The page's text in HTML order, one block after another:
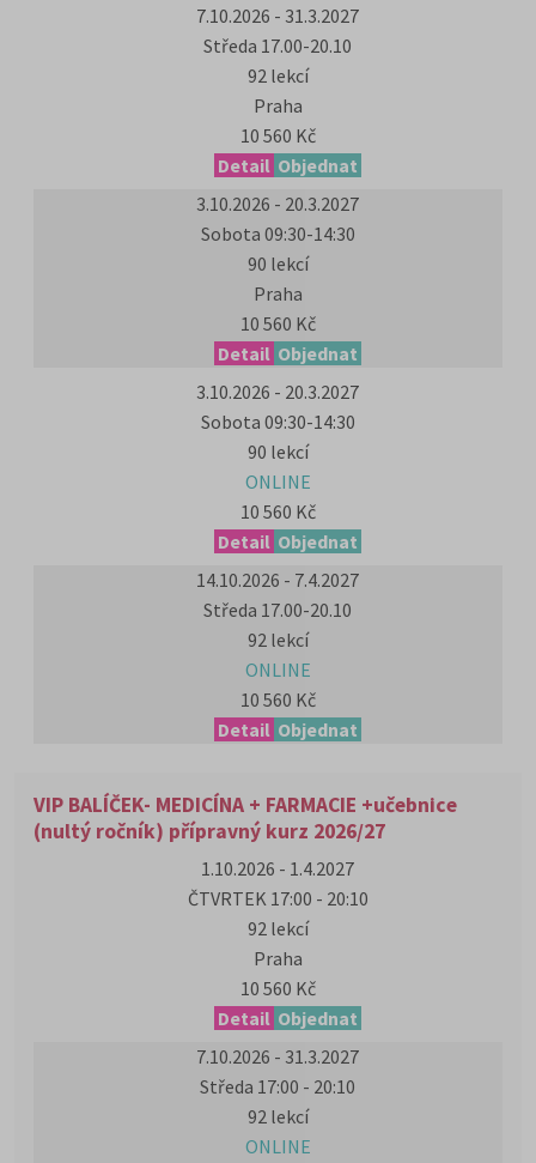
7.10.2026 - 31.3.2027
Středa 17.00-20.10
92 lekcí
Praha
10 560 Kč
Detail Objednat
3.10.2026 - 20.3.2027
Sobota 09:30-14:30
90 lekcí
Praha
10 560 Kč
Detail Objednat
3.10.2026 - 20.3.2027
Sobota 09:30-14:30
90 lekcí
ONLINE
10 560 Kč
Detail Objednat
14.10.2026 - 7.4.2027
Středa 17.00-20.10
92 lekcí
ONLINE
10 560 Kč
Detail Objednat
VIP BALÍČEK- MEDICÍNA + FARMACIE +učebnice
(nultý ročník) přípravný kurz 2026/27
1.10.2026 - 1.4.2027
ČTVRTEK 17:00 - 20:10
92 lekcí
Praha
10 560 Kč
Detail Objednat
7.10.2026 - 31.3.2027
Středa 17:00 - 20:10
92 lekcí
ONLINE